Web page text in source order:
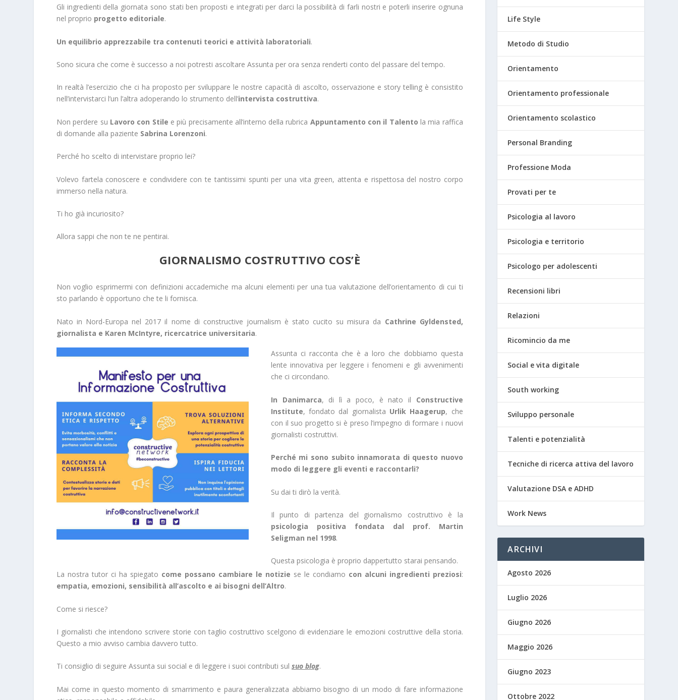
Gli ingredienti della giornata sono stati ben proposti e integrati per darci la possibilità di farli nostri e poterli inserire ognuna
nel proprio progetto editoriale.
Un equilibrio apprezzabile tra contenuti teorici e attività laboratoriali.
Sono sicura che come è successo a noi potresti ascoltare Assunta per ora senza renderti conto del passare del tempo.
In realtà l’esercizio che ci ha proposto per sviluppare le nostre capacità di ascolto, osservazione e story telling è consistito
nell’intervistarci l’un l’altra adoperando lo strumento dell’intervista costruttiva.
Non perdere su Lavoro con Stile e più precisamente all’interno della rubrica Appuntamento con il Talento la mia raffica
di domande alla paziente Sabrina Lorenzoni.
Perché ho scelto di intervistare proprio lei?
Volevo fartela conoscere e condividere con te tantissimi spunti per una vita green, attenta e rispettosa del nostro corpo
immerso nella natura.
Ti ho già incuriosito?
Allora sappi che non te ne pentirai.
GIORNALISMO COSTRUTTIVO COS’È
Non voglio esprimermi con definizioni accademiche ma alcuni elementi per una tua valutazione dell’orientamento di cui ti
sto parlando è opportuno che te li fornisca.
Nato in Nord-Europa nel 2017 il nome di constructive journalism è stato cucito su misura da Cathrine Gyldensted,
giornalista e Karen McIntyre, ricercatrice universitaria.
Assunta ci racconta che è a loro che dobbiamo questa
lente innovativa per leggere i fenomeni e gli avvenimenti
che ci circondano.
In Danimarca, di lì a poco, è nato il Constructive
Institute, fondato dal giornalista Urlik Haagerup, che
con il suo progetto si è preso l’impegno di formare i nuovi
giornalisti costruttivi.
Perché mi sono subito innamorata di questo nuovo
modo di leggere gli eventi e raccontarli?
Su dai ti dirò la verità.
Il punto di partenza del giornalismo costruttivo è la
psicologia positiva
fondata dal prof. Martin
Seligman nel 1998.
Questa psicologia è proprio dappertutto starai pensando.
La nostra tutor ci ha spiegato come possano cambiare le notizie se le condiamo con alcuni ingredienti preziosi:
empatia, emozioni, sensibilità all’ascolto e ai bisogni dell’Altro.
Come si riesce?
I giornalisti che intendono scrivere storie con taglio costruttivo scelgono di evidenziare le emozioni costruttive della storia.
Questo a mio avviso cambia davvero tutto.
Ti consiglio di seguire Assunta sui social e di leggere i suoi contributi sul suo blog.
Mai come in questo momento di smarrimento e paura generalizzata abbiamo bisogno di un modo di fare informazione
Life Style
Metodo di Studio
Orientamento
Orientamento professionale
Orientamento scolastico
Personal Branding
Professione Moda
Provati per te
Psicologia al lavoro
Psicologia e territorio
Psicologo per adolescenti
Recensioni libri
Relazioni
Ricomincio da me
Social e vita digitale
South working
Sviluppo personale
Talenti e potenzialità
Tecniche di ricerca attiva del lavoro
Valutazione DSA e ADHD
Work News
ARCHIVI
Agosto 2026
Luglio 2026
Giugno 2026
Maggio 2026
Giugno 2023
Ottobre 2022